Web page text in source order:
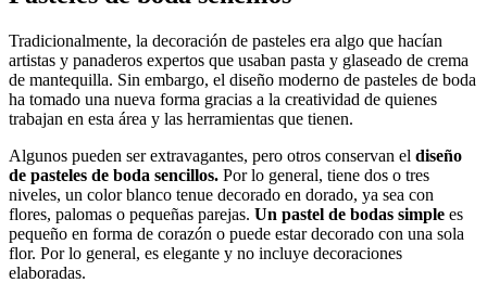
Tradicionalmente, la decoración de pasteles era algo que hacían
artistas y panaderos expertos que usaban pasta y glaseado de crema
de mantequilla. Sin embargo, el diseño moderno de pasteles de boda
ha tomado una nueva forma gracias a la creatividad de quienes
trabajan en esta área y las herramientas que tienen.
Algunos pueden ser extravagantes, pero otros conservan el diseño
de pasteles de boda sencillos. Por lo general, tiene dos o tres
niveles, un color blanco tenue decorado en dorado, ya sea con
flores, palomas o pequeñas parejas. Un pastel de bodas simple es
pequeño en forma de corazón o puede estar decorado con una sola
flor. Por lo general, es elegante y no incluye decoraciones
elaboradas.